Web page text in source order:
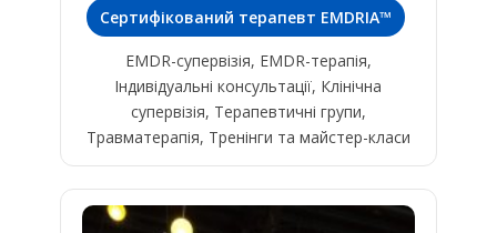
Сертифікований терапевт EMDRIA™
EMDR-супервізія, EMDR-терапія,
Індивідуальні консультації, Клінічна
супервізія, Терапевтичні групи,
Травматерапія, Тренінги та майстер-класи